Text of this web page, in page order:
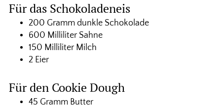
Für das Schokoladeneis
200 Gramm dunkle Schokolade
600 Milliliter Sahne
150 Milliliter Milch
2 Eier
Für den Cookie Dough
45 Gramm Butter